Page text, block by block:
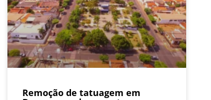
Remoção de tatuagem em